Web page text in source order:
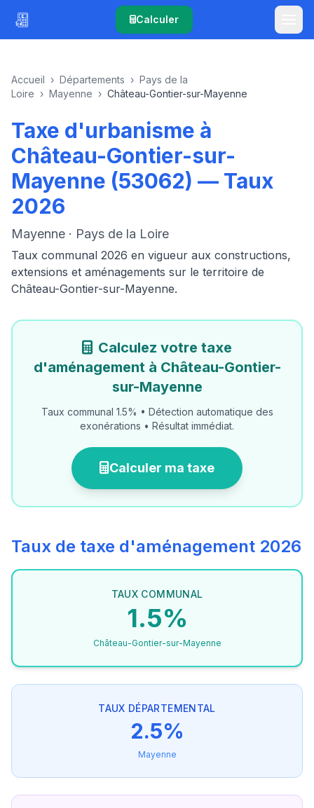
Calculer
Accueil › Départements › Pays de la
Loire › Mayenne › Château-Gontier-sur-Mayenne
Taxe d'urbanisme à
Château-Gontier-sur-
Mayenne (53062) — Taux
2026
Mayenne · Pays de la Loire
Taux communal 2026 en vigueur aux constructions,
extensions et aménagements sur le territoire de
Château-Gontier-sur-Mayenne.
Calculez votre taxe
d'aménagement à Château-Gontier-
sur-Mayenne
Taux communal 1.5% • Détection automatique des
exonérations • Résultat immédiat.
Calculer ma taxe
Taux de taxe d'aménagement 2026
TAUX COMMUNAL
1.5%
Château-Gontier-sur-Mayenne
TAUX DÉPARTEMENTAL
2.5%
Mayenne